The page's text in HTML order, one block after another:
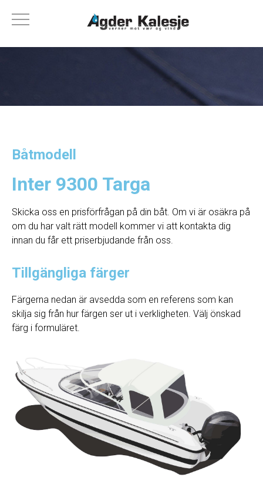
Båtmodell
Inter 9300 Targa
Skicka oss en prisförfrågan på din båt. Om vi ​​är osäkra på
om du har valt rätt modell kommer vi att kontakta dig
innan du får ett priserbjudande från oss.
Tillgängliga färger
Färgerna nedan är avsedda som en referens som kan
skilja sig från hur färgen ser ut i verkligheten. Välj önskad
färg i formuläret.